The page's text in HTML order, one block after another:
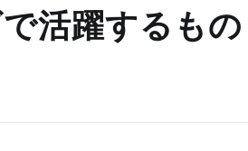
活躍するもの